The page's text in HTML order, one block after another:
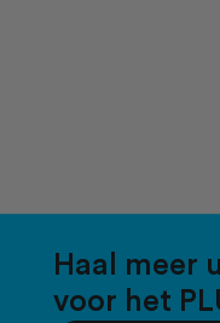
Haal meer
voor het